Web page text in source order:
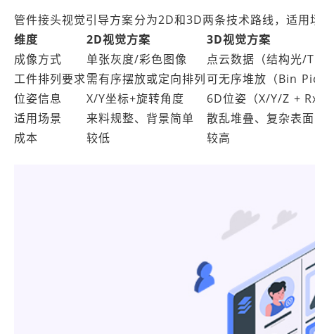
管件接头视觉引导方案分为2D和3D两条技术路线，适用
维度
2D视觉方案
3D视觉方案
成像方式
单张灰度/彩色图像
点云数据（结构光/
工件排列要求需有序摆放或定向排列可无序堆放（Bin
位姿信息
X/Y坐标+旋转角度
6D位姿（X/Y/Z +
适用场景
来料规整、背景简单
散乱堆叠、复杂表面
成本
较低 较高